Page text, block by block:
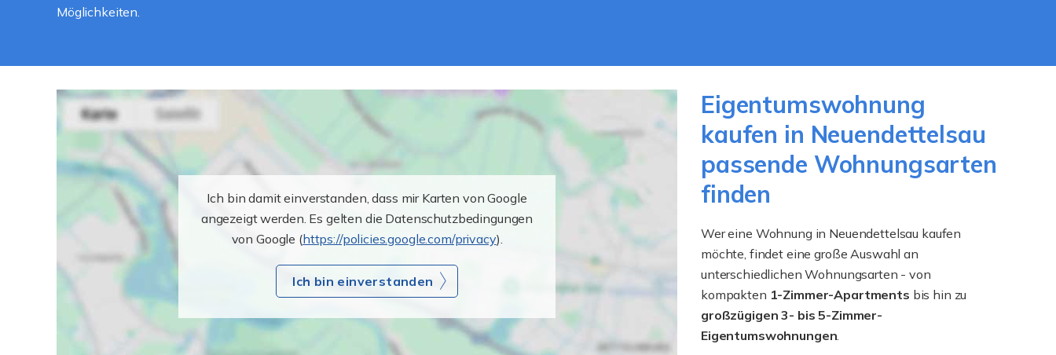
Möglichkeiten.
Ich bin damit einverstanden, dass mir Karten von Google
angezeigt werden. Es gelten die Datenschutzbedingungen
von Google (https://policies.google.com/privacy).
Ich bin einverstanden
Eigentumswohnung
kaufen in Neuendettelsau
passende Wohnungsarten
finden
Wer eine Wohnung in Neuendettelsau kaufen
möchte, findet eine große Auswahl an
unterschiedlichen Wohnungsarten - von
kompakten 1-Zimmer-Apartments bis hin zu
großzügigen 3- bis 5-Zimmer-
Eigentumswohnungen.